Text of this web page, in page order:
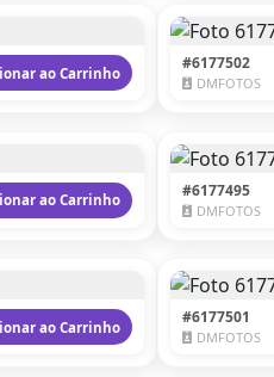
ao Carrinho #6177502
DMFOTOS
ao Carrinho #6177495
DMFOTOS
ao Carrinho #6177501
DMFOTOS